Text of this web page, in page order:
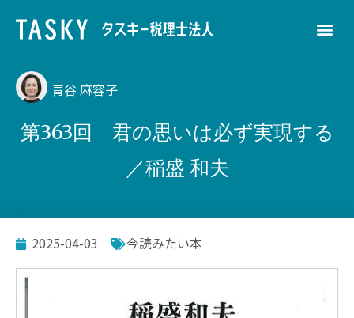
青谷 麻容子
第363回 君の思いは必ず実現する
／稲盛 和夫
2025-04-03 今読みたい本